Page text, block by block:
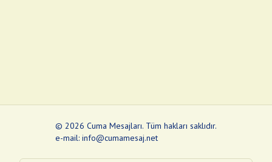
© 2026 Cuma Mesajları. Tüm hakları saklıdır.
e-mail: info@cumamesaj.net